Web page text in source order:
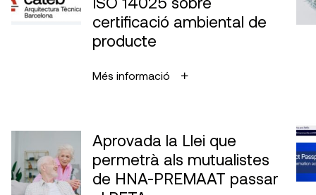
certificació ambiental de
producte
Més informació
Aprovada la Llei que
permetrà als mutualistes
de HNA-PREMAAT passar